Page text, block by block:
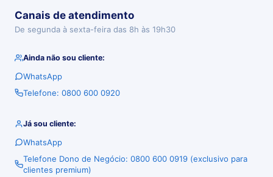
Canais de atendimento
De segunda à sexta-feira das 8h às 19h30
Ainda não sou cliente:
WhatsApp
Telefone: 0800 600 0920
Já sou cliente:
WhatsApp
Telefone Dono de Negócio: 0800 600 0919 (exclusivo para
clientes premium)